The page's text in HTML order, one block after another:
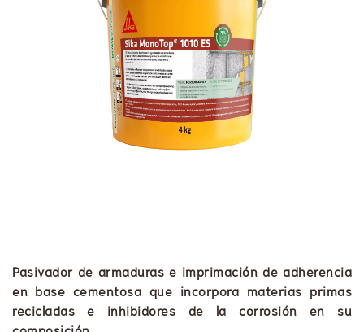
Pasivador de armaduras e imprimación de adherencia
en base cementosa que incorpora materias primas
recicladas e inhibidores de la corrosión en su